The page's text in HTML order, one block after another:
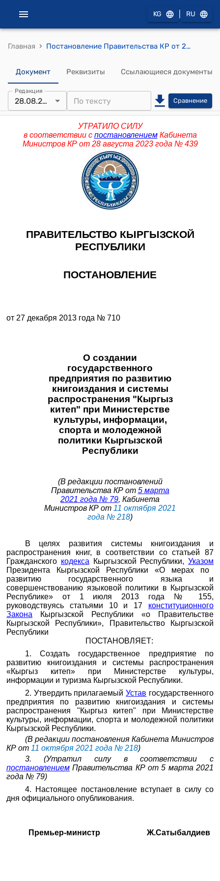
KG RU
Главная › Постановление Правительства КР от 27 декабря 2013 года № 710 "О создании государственного предприятия по развитию книгоиздания и системы распространения «Кыргыз китеп» при Министерстве культуры, информации и туризма Кыргызской Республики"
Документ Реквизиты Ссылающиеся документы
Редакция
28.08.2023 Сравнение